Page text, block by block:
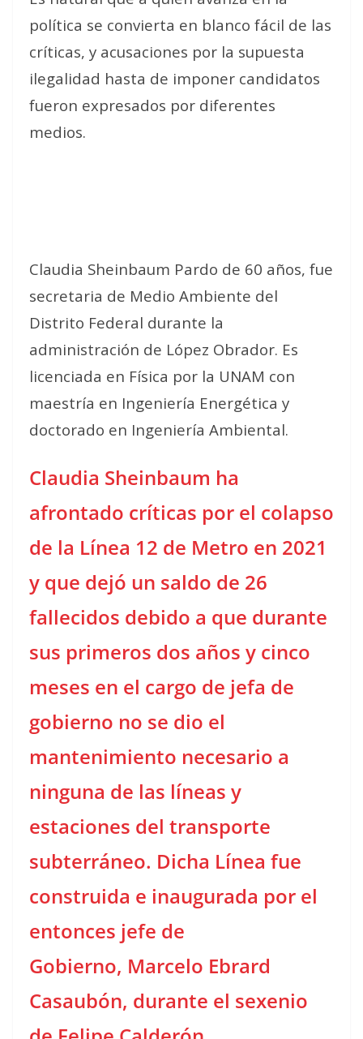
política se convierta en blanco fácil de las
críticas, y acusaciones por la supuesta
ilegalidad hasta de imponer candidatos
fueron expresados por diferentes
medios.
Claudia Sheinbaum Pardo de 60 años, fue
secretaria de Medio Ambiente del
Distrito Federal durante la
administración de López Obrador. Es
licenciada en Física por la UNAM con
maestría en Ingeniería Energética y
doctorado en Ingeniería Ambiental.
Claudia Sheinbaum ha
afrontado críticas por el colapso
de la Línea 12 de Metro en 2021
y que dejó un saldo de 26
fallecidos debido a que durante
sus primeros dos años y cinco
meses en el cargo de jefa de
gobierno no se dio el
mantenimiento necesario a
ninguna de las líneas y
estaciones del transporte
subterráneo. Dicha Línea fue
construida e inaugurada por el
entonces jefe de
Gobierno, Marcelo Ebrard
Casaubón, durante el sexenio